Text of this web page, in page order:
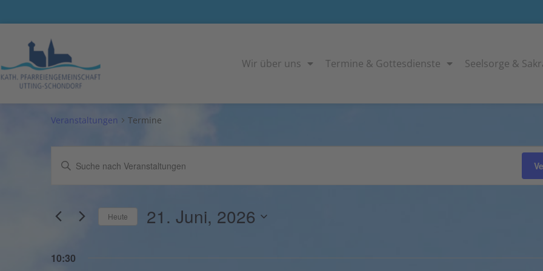
Wir über uns Termine & Gottesdienste Seelsorge &
Termine
Veranstaltungen Termine
Such-
Ansichtennavigation
Geben
Suche
Schlüsselwort.
Heute 21. Juni, 2026
10:30